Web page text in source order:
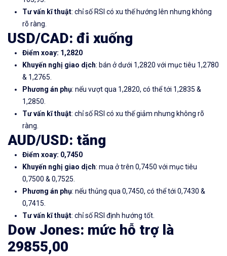
Tư vấn kĩ thuật: chỉ số RSI có xu thế hướng lên nhưng không
rõ ràng.
USD/CAD: đi xuống
Điểm xoay: 1,2820
Khuyến nghị giao dịch: bán ở dưới 1,2820 với mục tiêu 1,2780
& 1,2765.
Phương án phụ: nếu vượt qua 1,2820, có thể tới 1,2835 &
1,2850.
Tư vấn kĩ thuật: chỉ số RSI có xu thế giảm nhưng không rõ
ràng.
AUD/USD: tăng
Điểm xoay: 0,7450
Khuyến nghị giao dịch: mua ở trên 0,7450 với mục tiêu
0,7500 & 0,7525.
Phương án phụ: nếu thủng qua 0,7450, có thể tới 0,7430 &
0,7415.
Tư vấn kĩ thuật: chỉ số RSI định hướng tốt.
Dow Jones: mức hỗ trợ là
29855,00